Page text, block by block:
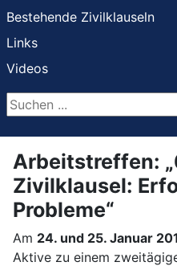
Bestehende Zivilklauseln
Links
Videos
Suchen ...
Arbeitstreffen:
Zivilklausel:
Probleme“
Am 24. und 25. Januar
Aktive zu einem